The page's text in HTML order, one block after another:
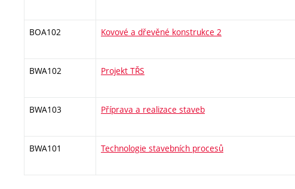
BOA102 Kovové a dřevěné konstrukce 2
BWA102 Projekt TŘS
BWA103 Příprava a realizace staveb
BWA101 Technologie stavebních procesů